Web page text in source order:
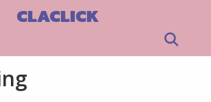
CLACLICK